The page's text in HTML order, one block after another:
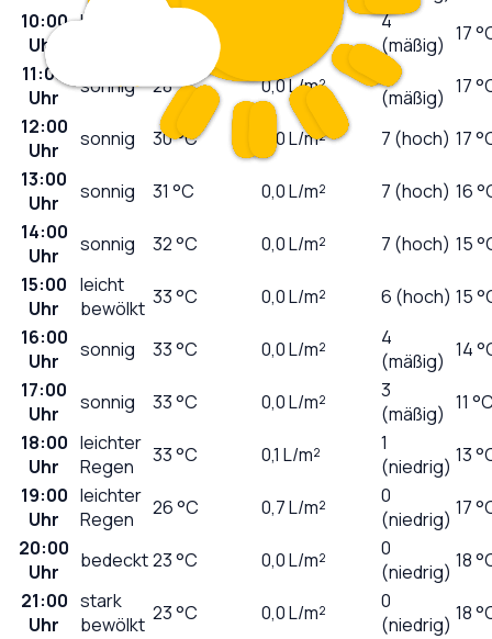
10:00
Uhr
leicht
4
(mäßig) 17
11:00
Uhr
sonnig 28°C 0,0L/m²
(mäßig) 17
12:00
Uhr
sonnig 30°C 0,0L/m² 7 (hoch) 17
13:00
Uhr
sonnig 31 °C 0,0L/m² 7 (hoch) 16
14:00
Uhr
sonnig 32°C 0,0L/m² 7 (hoch) 15
15:00
Uhr
leicht
bewölkt 33°C 0,0L/m² 6 (hoch) 15
16:00
Uhr
sonnig 33°C 0,0L/m²
4
(mäßig) 14
17:00
Uhr
sonnig 33°C 0,0L/m²
3
(mäßig) 11
18:00
Uhr
leichter
Regen
33°C 0,1 L/m²
1
(niedrig) 13
19:00
Uhr
leichter
Regen
26°C 0,7L/m²
0
(niedrig) 17
20:00
Uhr
bedeckt23°C 0,0L/m²
0
(niedrig) 18
21:00
Uhr
stark
bewölkt 23°C 0,0L/m²
0
(niedrig) 18